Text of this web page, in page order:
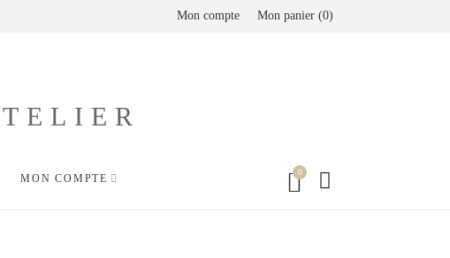
Mon compte Mon panier 0
MON COMPTE SEARCH
0